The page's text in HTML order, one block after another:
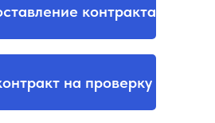
на проверку
контракта